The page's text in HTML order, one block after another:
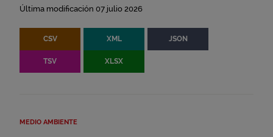
Última modificación 07 julio 2026
CSV XML JSON
TSV XLSX
MEDIO AMBIENTE